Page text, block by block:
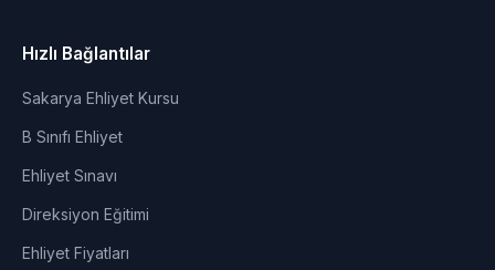
Hızlı Bağlantılar
Sakarya Ehliyet Kursu
B Sınıfı Ehliyet
Ehliyet Sınavı
Direksiyon Eğitimi
Ehliyet Fiyatları